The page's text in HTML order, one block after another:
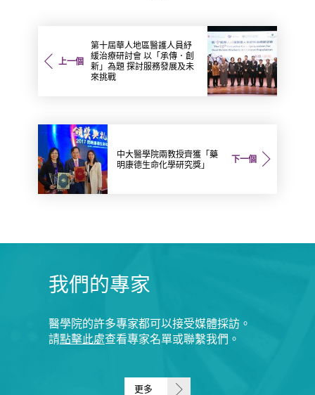
上一個
第十屆華人地區醫護人員紓
緩治療研討會 以「承傳．創
新」為題 探討服務發展及未
來挑戰
下一個
中大醫學院兩教授齊獲「藥
明康德生命化學研究獎」
我們的專家
醫學院的許多專家都可以接受媒體採訪。
請點擊此處查看專家名單或聯繫我們。
更多